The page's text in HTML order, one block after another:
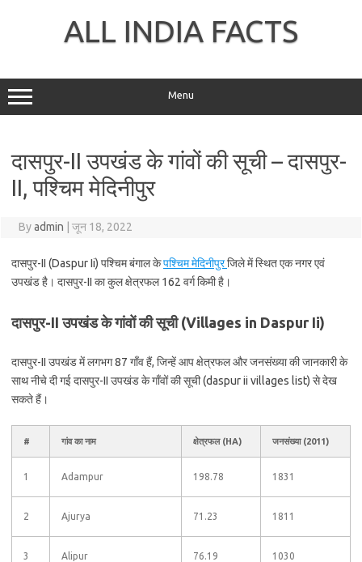
ALL INDIA FACTS
Menu
दासपुर-II उपखंड के गांवों की सूची – दासपुर-
II, पश्चिम मेदिनीपुर
Byadmin जून 18, 2022
दासपुर-II (Daspur Ii) पश्चिम बंगाल केपश्चिम मेदिनीपुरजिले में स्थित एक नगर एवं
उपखंड है। दासपुर-II का कुल क्षेत्रफल 162 वर्ग किमी है।
दासपुर-II उपखंड के गांवों की सूची (Villages in Daspur Ii)
दासपुर-II उपखंड में लगभग 87 गाँव हैं, जिन्हें आप क्षेत्रफल और जनसंख्या की जानकारी के
साथ नीचे दी गई दासपुर-II उपखंड के गाँवों की सूची (daspur ii villages list) से देख
सकते हैं।
# गांव का नाम क्षेत्रफल (HA) जनसंख्या (2011)
1 Adampur 198.78 1831
2 Ajurya 71.23 1811
3 Alipur 76.19 1030